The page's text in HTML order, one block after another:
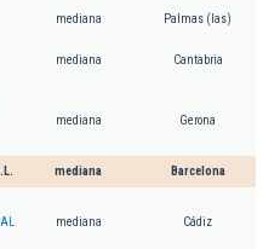
mediana Palmas (las)
mediana Cantabria
mediana Gerona
mediana Barcelona
mediana Cádiz